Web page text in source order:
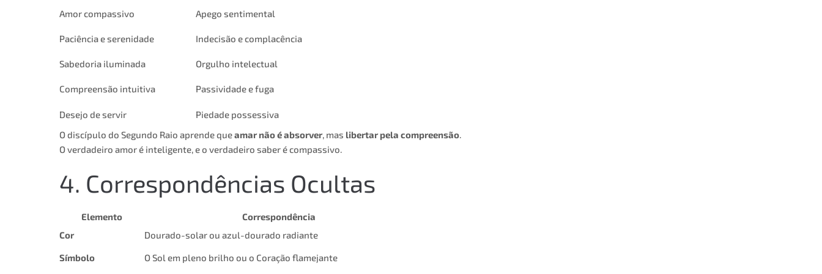
Amor compassivo
Apego sentimental
Paciência e serenidade Indecisão e complacência
Sabedoria iluminada Orgulho intelectual
Compreensão intuitiva Passividade e fuga
Desejo de servir
Piedade possessiva
O discípulo do Segundo Raio aprende queamar não é absorver , mas libertar pela compreensão
O verdadeiro amor é inteligente, e o verdadeiro saber é compassivo.
4. Correspondências Ocultas
Elemento
Correspondência
Cor
Dourado-solar ou azul-dourado radiante
Símbolo O Sol em pleno brilho ou o Coração flamejante